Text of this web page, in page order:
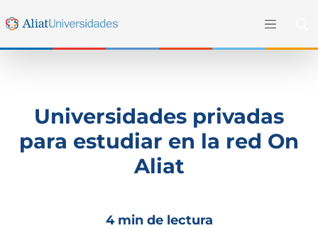
Universidades privadas
para estudiar en la red On
Aliat
4 min de lectura